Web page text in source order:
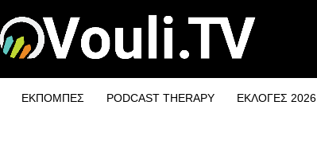
ΕΚΠΟΜΠΕΣ PODCAST THERAPY ΕΚΛΟΓΕΣ 2026